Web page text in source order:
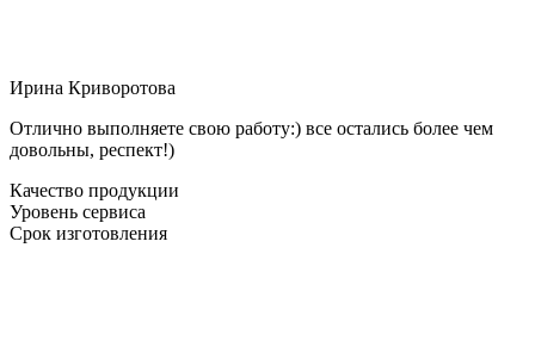
Ирина Криворотова
Отлично выполняете свою работу:) все остались более чем
довольны, респект!)
Качество продукции
Уровень сервиса
Срок изготовления